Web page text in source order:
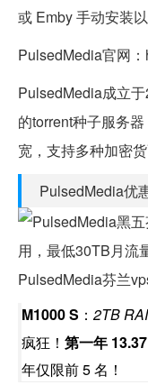
或 Emby 手动安装
PulsedMedia官网
PulsedMedia成立
的torrent种子服务
宽，支持多种加密
PulsedMedia优
PulsedMedia芬兰
M1000 S ：2TB
疯狂！ 第一年 13.37
年仅限前 5 名！